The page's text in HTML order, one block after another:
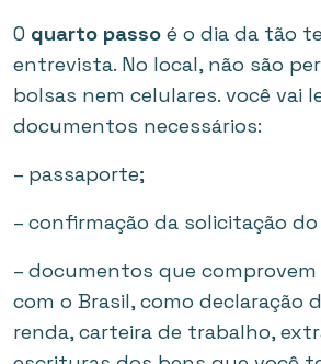
O quarto passo é o dia da tão
entrevista. No local, não são
bolsas nem celulares. você vai
documentos necessários:
– passaporte;
– confirmação da solicitação
– documentos que
com o Brasil, como declaração
renda, carteira de trabalho,